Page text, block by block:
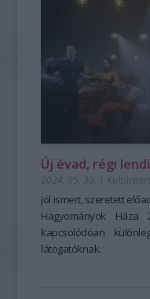
Új évad, régi
2024. 05. 30. | Kultúrpart
Jól ismert, szeretett
Hagyományok Háza
kapcsolódóan
látogatóknak.